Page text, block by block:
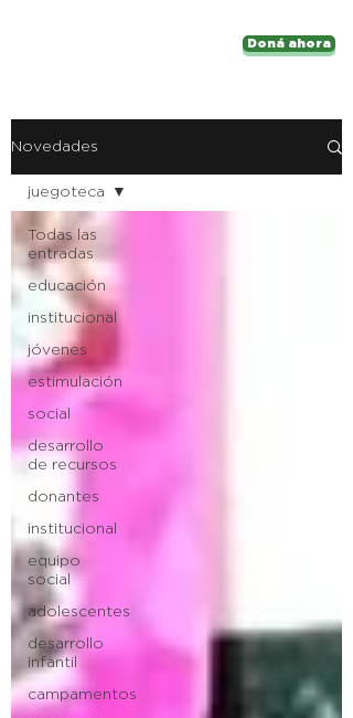
Doná ahora
Novedades
Todas las
entradas
educación
institucional
jóvenes
estimulación
social
desarrollo
de recursos
donantes
institucional
equipo
social
adolescentes
desarrollo
infantil
campamentos
juegoteca